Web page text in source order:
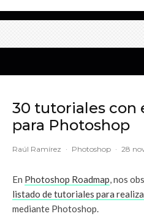
30 tutoriales con
para Photoshop
Raúl Ramírez · Photoshop · 28
En Photoshop Roadmap, nos
listado de tutoriales para
mediante Photoshop.